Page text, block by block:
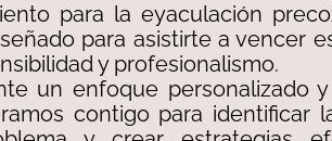
para la eyaculación
para asistirte a vencer
y profesionalismo.
un enfoque personalizado
contigo para identificar